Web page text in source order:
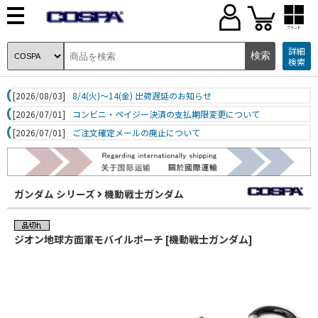
ブランド
詳細
検索
[2026/08/03]
8/4(火)～14(金) 出荷遅延のお知らせ
[2026/07/01]
コンビニ・ペイジー決済の支払期限変更について
[2026/07/01]
ご注文確定メールの廃止について
ガンダム シリーズ 機動戦士ガンダム
ジオン地球方面軍モバイルポーチ [機動戦士ガンダム]